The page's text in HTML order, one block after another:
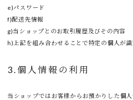
e)パスワード
f)配送先情報
g)当ショップとのお取引履歴及びその内容
h)上記を組み合わせることで特定の個人が
3.個人情報の利用
当ショップではお客様からお預かりした個